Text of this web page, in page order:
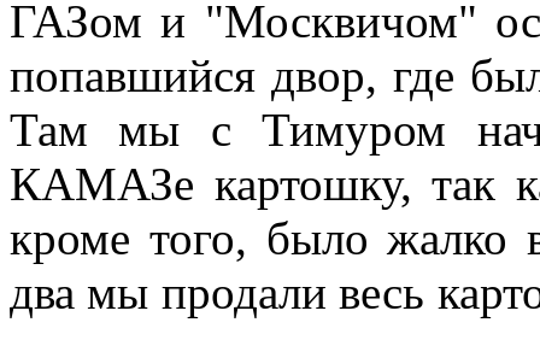
ГАЗом и "Москвичом"
попавшийся двор, где
Там мы с Тимуром
КАМАЗе картошку, так
кроме того, было жалко
два мы продали весь